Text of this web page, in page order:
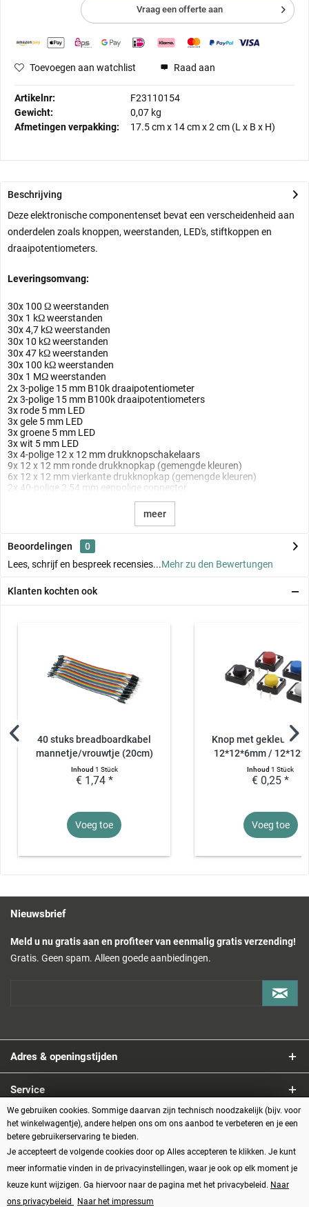
Vraag een offerte aan
Toevoegen aan watchlist Raad aan
Artikelnr:
F23110154
Gewicht:
0,07 kg
Afmetingen verpakking:
17.5 cmx 14 cmx2 cm (L x B x H)
Beschrijving
Deze elektronische componentenset bevat een verscheidenheid aan
onderdelen zoals knoppen, weerstanden, LED's, stiftkoppen en
draaipotentiometers.
Leveringsomvang:
30x 100 Ω weerstanden
30x 1 kΩ weerstanden
30x 4,7 kΩ weerstanden
30x 10 kΩ weerstanden
30x 47 kΩ weerstanden
30x 100 kΩ weerstanden
30x 1 MΩ weerstanden
2x 3-polige 15 mm B10k draaipotentiometer
2x 3-polige 15 mm B100k draaipotentiometers
3x rode 5 mm LED
3x gele 5 mm LED
3x groene 5 mm LED
3x wit 5 mm LED
3x 4-polige 12 x 12 mm drukknopschakelaars
9x 12 x 12 mm ronde drukknopkap (gemengde kleuren)
6x 12 x 12 mm vierkante drukknopkap (gemengde kleuren)
2x 40-polige 2,54 mm eenpolige connector
meer
Beoordelingen
0
Lees, schrijf en bespreek recensies...Mehr zu den Bewertungen
Klanten kochten ook
40 stuks breadboardkabel
mannetje/vrouwtje (20cm)
Inhoud 1 Stück
€ 1,74 *
Voeg toe
Knop met gekleurde
12*12*6mm /
Inhoud1 Stück
€ 0,25 *
Voeg toe
Nieuwsbrief
Meld u nu gratis aan en profiteer van eenmalig gratis verzending!
Gratis. Geen spam. Alleen goede aanbiedingen.
Adres & openingstijden
Service
Informatie
Betaalmethoden
We gebruiken cookies. Sommige daarvan zijn technisch noodzakelijk (bijv. voor
het winkelwagentje), andere helpen ons om ons aanbod te verbeteren en je een
betere gebruikerservaring te bieden.
Je accepteert de volgende cookies door op Alles accepteren te klikken. Je kunt
meer informatie vinden in de privacyinstellingen, waar je ook op elk moment je
keuze kunt wijzigen. Ga hiervoor naar de pagina met het privacybeleid. Naar
ons privacybeleid
Naar het impressum